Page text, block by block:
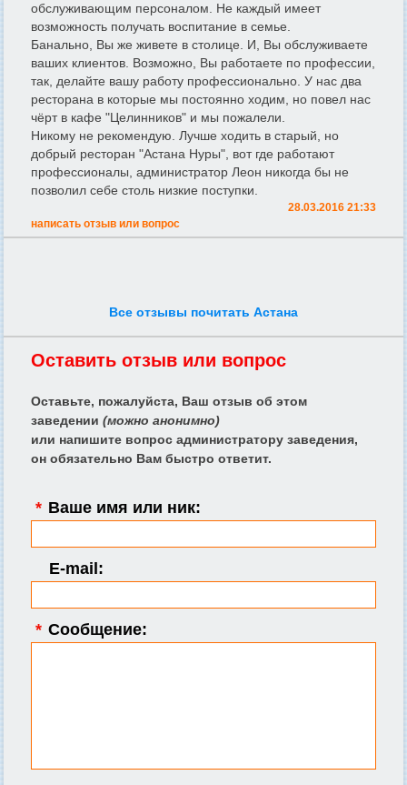
обслуживающим персоналом. Не каждый имеет
возможность получать воспитание в семье.
Банально, Вы же живете в столице. И, Вы обслуживаете
ваших клиентов. Возможно, Вы работаете по профессии,
так, делайте вашу работу профессионально. У нас два
ресторана в которые мы постоянно ходим, но повел нас
чёрт в кафе "Целинников" и мы пожалели.
Никому не рекомендую. Лучше ходить в старый, но
добрый ресторан "Астана Нуры", вот где работают
профессионалы, администратор Леон никогда бы не
позволил себе столь низкие поступки.
28.03.2016 21:33
написать отзыв или вопрос
Все отзывы почитать Астана
Оставить отзыв или вопрос
Оставьте, пожалуйста, Ваш отзыв об этом
заведении (можно анонимно)
или напишите вопрос администратору заведения,
он обязательно Вам быстро ответит.
* Ваше имя или ник:
E-mail:
* Сообщение: